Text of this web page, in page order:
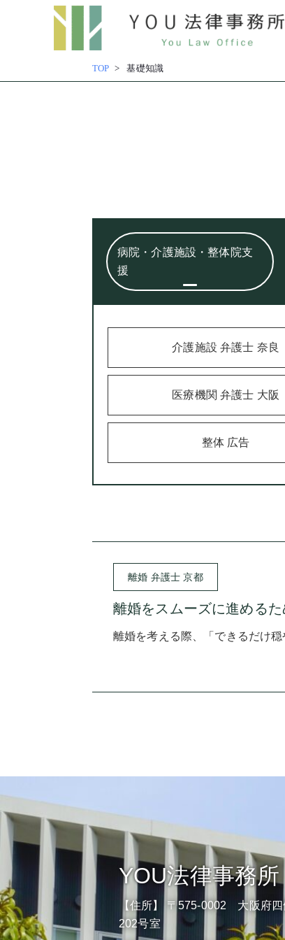
TOP 基礎知識
病院・介護施設・整体院支
援
介護施設 弁護士 奈良
医療機関 弁護士 大阪
整体 広告
離婚 弁護士 京都
離婚をスムーズに進める
離婚を考える際、「できるだけ
YOU法律事務所
【住所】 〒575-0002 大阪府
202号室